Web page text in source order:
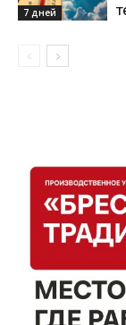
7 дней